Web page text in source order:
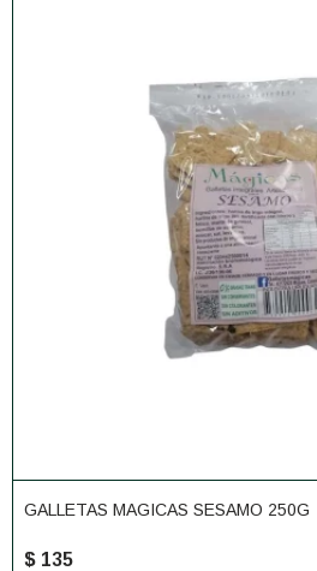
GALLETAS MAGICAS SESAMO 250G
$ 135